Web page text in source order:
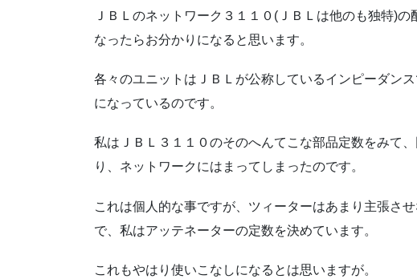
ＪＢＬのネットワーク３１１０(ＪＢＬは他のも独特)
なったらお分かりになると思います。
各々のユニットはＪＢＬが公称しているインピーダン
になっているのです。
私はＪＢＬ３１１０のそのへんてこな部品定数をみて
り、ネットワークにはまってしまったのです。
これは個人的な事ですが、ツィーターはあまり主張さ
で、私はアッテネーターの定数を決めています。
これもやはり使いこなしになるとは思いますが。